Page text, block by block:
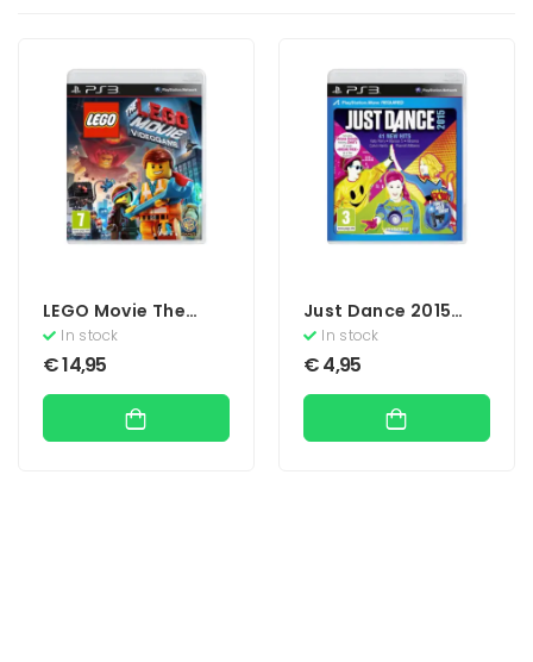
LEGO Movie The
Videogame
In stock
€14,95
Just Dance 2015
(Move)
In stock
€4,95